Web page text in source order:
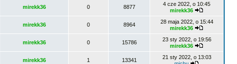
mirekk36 0 8877
4 cze 2022, o 10:45
mirekk36
mirekk36 0 8964
28 maja 2022, o 15:44
mirekk36
mirekk36 0 15786
23 sty 2022, o 19:56
mirekk36
mirekk36 1 13341
21 sty 2022, o 13:03